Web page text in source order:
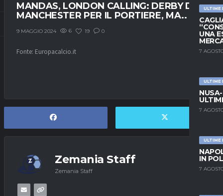
ULTIME
UNA
7
ULTIME
7
ULTIME
IN
7
MANDAS, LONDON CALLING: DERBY DI
MANCHESTER PER IL PORTIERE, MA..
9 MAGGIO 2024 6 19 0
Fonte: Europacalcio.it
Zemania Staff
Zemania Staff